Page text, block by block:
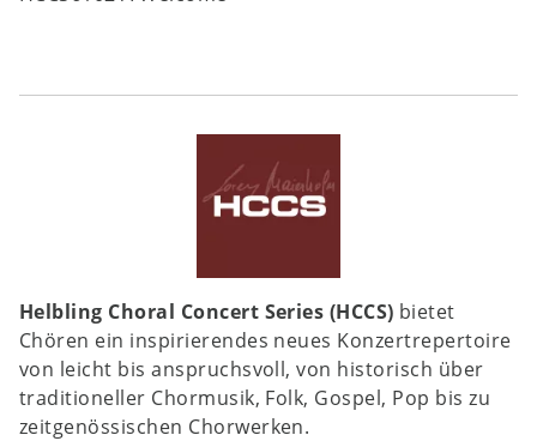
Helbling Choral Concert Series (HCCS) bietet
Chören ein inspirierendes neues Konzertrepertoire
von leicht bis anspruchsvoll, von historisch über
traditioneller Chormusik, Folk, Gospel, Pop bis zu
zeitgenössischen Chorwerken.